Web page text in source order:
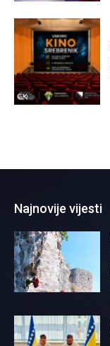
Najnovije vijesti